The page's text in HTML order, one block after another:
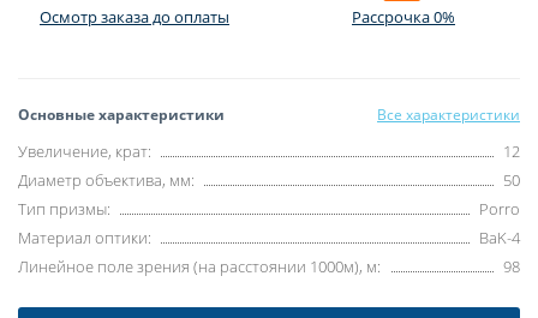
Осмотр заказа до оплаты Рассрочка 0%
Основные характеристики Все характеристики
Увеличение, крат:
12
Диаметр объектива, мм:
50
Тип призмы:
Porro
Материал оптики:
BaK-4
Линейное поле зрения (на расстоянии 1000м), м:
98